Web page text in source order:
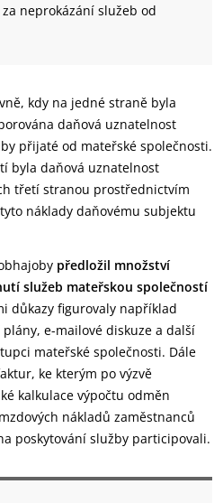
neprokázání služeb od
kdy na jedné straně byla
daňová uznatelnost
přijaté od mateřské společnosti.
byla daňová uznatelnost
třetí stranou prostřednictvím
náklady daňovému subjektu
předložil množství
služeb mateřskou společností
důkazy figurovaly například
e-mailové diskuze a další
mateřské společnosti. Dále
ke kterým po výzvě
kalkulace výpočtu odměn
nákladů zaměstnanců
poskytování služby participovali.